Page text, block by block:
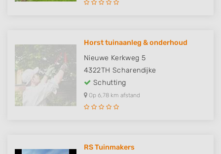
Horst tuinaanleg & onderhoud
Nieuwe Kerkweg 5
4322TH Scharendijke
Schutting
Op 6,78 km afstand
RS Tuinmakers